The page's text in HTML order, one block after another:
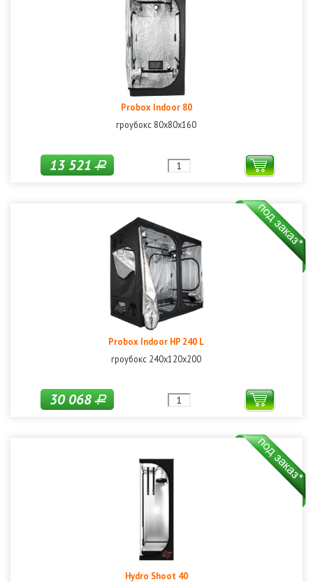
Probox Indoor 80
гроубокс 80х80х160
13 521Р
Probox Indoor HP 240 L
гроубокс 240х120х200
30 068Р
Hydro Shoot 40